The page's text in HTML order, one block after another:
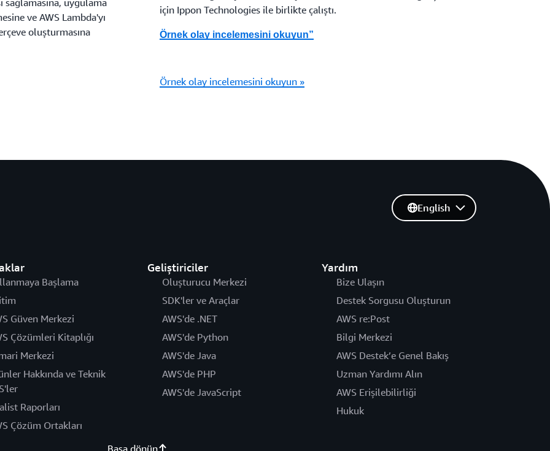
uygulama
ve AWS Lambda'yı
oluşturmasına
için Ippon Technologies ile birlikte çalıştı.
Örnek olay incelemesini okuyun”
Örnek olay incelemesini okuyun »
Başlama
Güven Merkezi
Çözümleri Kitaplığı
Merkezi
Hakkında ve Teknik
Raporları
Çözüm Ortakları
Geliştiriciler
Oluşturucu Merkezi
SDK'ler ve Araçlar
AWS'de .NET
AWS'de Python
AWS'de Java
AWS'de PHP
AWS'de JavaScript
Yardım
Bize Ulaşın
Destek Sorgusu Oluşturun
AWS re:Post
Bilgi Merkezi
AWS Destek’e Genel Bakış
Uzman Yardımı Alın
AWS Erişilebilirliği
Hukuk
English
Başa dönün